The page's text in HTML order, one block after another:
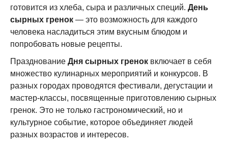
готовится из хлеба, сыра и различных специй. День
сырных гренок — это возможность для каждого
человека насладиться этим вкусным блюдом и
попробовать новые рецепты.
Празднование Дня сырных гренок включает в себя
множество кулинарных мероприятий и конкурсов. В
разных городах проводятся фестивали, дегустации и
мастер-классы, посвященные приготовлению сырных
гренок. Это не только гастрономический, но и
культурное событие, которое объединяет людей
разных возрастов и интересов.